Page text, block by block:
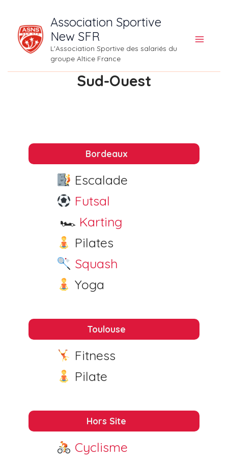
contenu
Association Sportive
New SFR
L'Association Sportive des salariés du
groupe Altice France
Sud-Ouest
Bordeaux
Escalade
Futsal
️ 🏎 Karting
Pilates
Squash
Yoga
Toulouse
Fitness
Pilate
Hors Site
Cyclisme